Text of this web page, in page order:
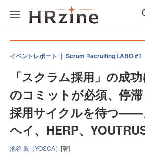
イベントレポート ｜ Scrum Recruiting LABO #1
「スクラム採用」の成
のコミットが必須、停
採用サイクルを待つ――
ヘイ、HERP、
池谷 翼（YOSCA） [著]